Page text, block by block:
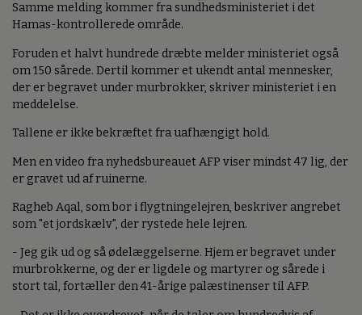
Samme melding kommer fra sundhedsministeriet i det
Hamas-kontrollerede område.
Foruden et halvt hundrede dræbte melder ministeriet også
om 150 sårede. Dertil kommer et ukendt antal mennesker,
der er begravet under murbrokker, skriver ministeriet i en
meddelelse.
Tallene er ikke bekræftet fra uafhængigt hold.
Men en video fra nyhedsbureauet AFP viser mindst 47 lig, der
er gravet ud af ruinerne.
Ragheb Aqal, som bor i flygtningelejren, beskriver angrebet
som "et jordskælv", der rystede hele lejren.
- Jeg gik ud og så ødelæggelserne. Hjem er begravet under
murbrokkerne, og der er ligdele og martyrer og sårede i
stort tal, fortæller den 41-årige palæstinenser til AFP.